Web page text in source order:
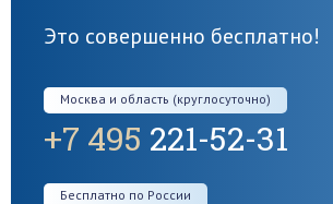
Это совершенно бесплатно!
Москва и область (круглосуточно)
+7 495 221-52-31
Бесплатно по России